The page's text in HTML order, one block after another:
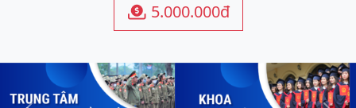
 5.000.000đ